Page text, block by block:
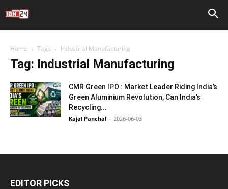
Home Tags Industrial Manufacturing
Tag: Industrial Manufacturing
CMR Green IPO : Market Leader Riding India’s
Green Aluminium Revolution, Can India’s
Recycling...
Kajal Panchal - 2026-06-03
EDITOR PICKS